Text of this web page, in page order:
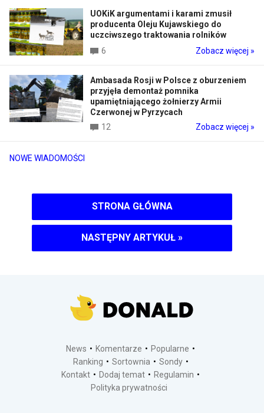
NOWE WIADOMOŚCI
UOKiK argumentami i karami zmusił
producenta Oleju Kujawskiego do
uczciwszego traktowania rolników
6
Zobacz więcej »
Ambasada Rosji w Polsce z oburzeniem
przyjęła demontaż pomnika
upamiętniającego żołnierzy Armii
Czerwonej w Pyrzycach
12
Zobacz więcej »
STRONA GŁÓWNA
NASTĘPNY ARTYKUŁ »
News Komentarze
Popularne
Ranking
Sortownia
Sondy
Kontakt
Dodaj temat
Regulamin
Polityka prywatności